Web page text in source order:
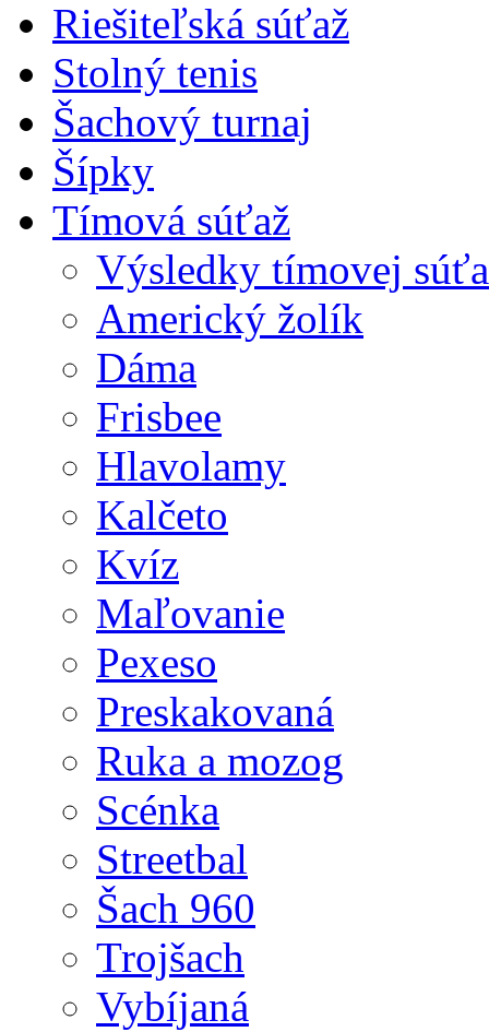
Riešiteľská súťaž
Stolný tenis
Šachový turnaj
Šípky
Tímová súťaž
Výsledky tímovej
Americký žolík
Dáma
Frisbee
Hlavolamy
Kalčeto
Kvíz
Maľovanie
Pexeso
Preskakovaná
Ruka a mozog
Scénka
Streetbal
Šach 960
Trojšach
Vybíjaná